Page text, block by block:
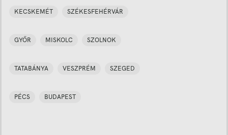
KECSKEMÉT SZÉKESFEHÉRVÁR
GYŐR MISKOLC SZOLNOK
TATABÁNYA VESZPRÉM SZEGED
PÉCS BUDAPEST